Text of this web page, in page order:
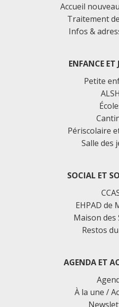
Accueil
Traitement
Infos &
ENFANCE ET
Petite
ALSH
Périscolaire
Salle des
SOCIAL ET
EHPAD de
Maison des
Restos
AGENDA ET
À la une /